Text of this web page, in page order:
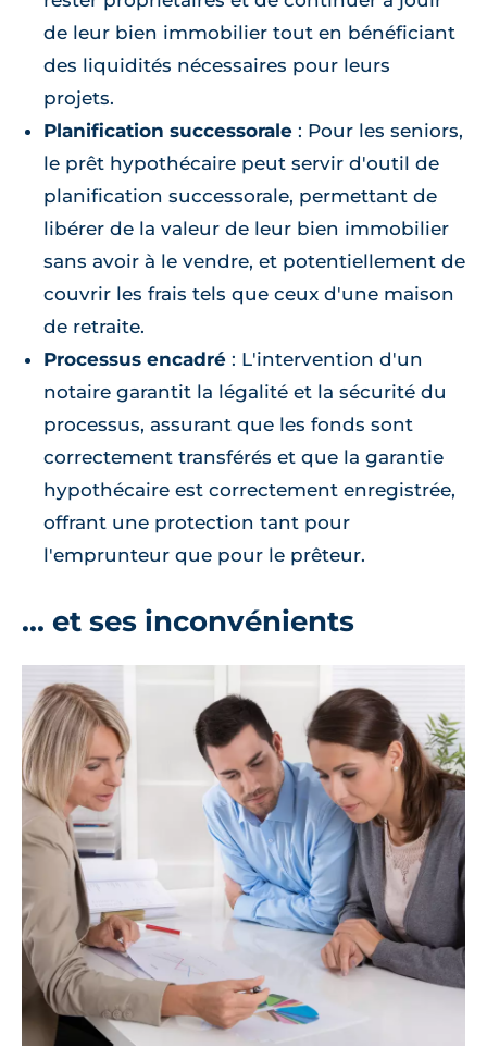
de leur bien immobilier tout en bénéficiant
des liquidités nécessaires pour leurs
projets.
Planification successorale : Pour les seniors,
le prêt hypothécaire peut servir d'outil de
planification successorale, permettant de
libérer de la valeur de leur bien immobilier
sans avoir à le vendre, et potentiellement de
couvrir les frais tels que ceux d'une maison
de retraite.
Processus encadré : L'intervention d'un
notaire garantit la légalité et la sécurité du
processus, assurant que les fonds sont
correctement transférés et que la garantie
hypothécaire est correctement enregistrée,
offrant une protection tant pour
l'emprunteur que pour le prêteur.
... et ses inconvénients